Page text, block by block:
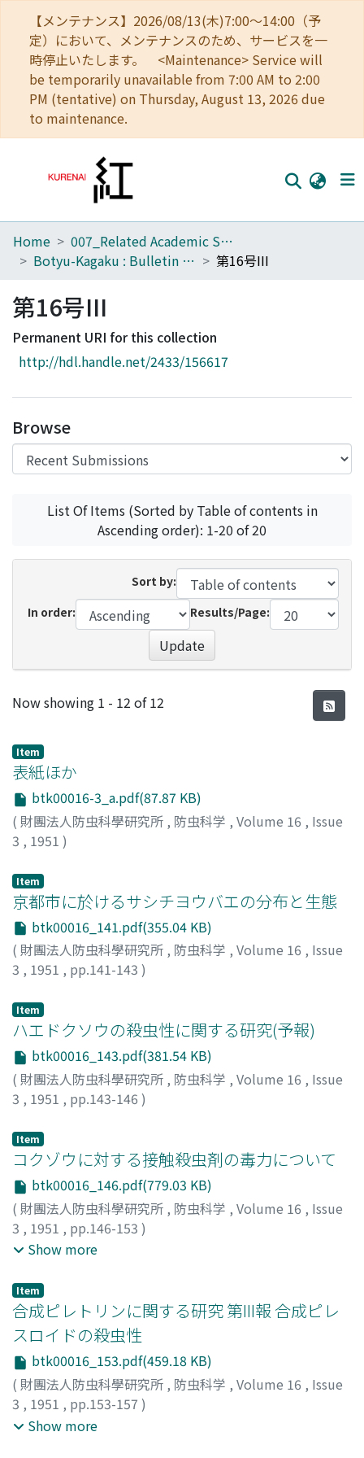
【メンテナンス】2026/08/13(木)7:00～14:00（予
定）において、メンテナンスのため、サービスを一
時停止いたします。 <Maintenance> Service will
be temporarily unavailable from 7:00 AM to 2:00
PM (tentative) on Thursday, August 13, 2026 due
to maintenance.
Home
Browse
Download Ranking
Access Statistics
Home
007_Related Academic Societies
Botyu-Kagaku : Bulletin of the Institute of Insect Control : Scientific insect control : Scientific pest control
第16号III
第16号III
Permanent URI for this collection
http://hdl.handle.net/2433/156617
Browse
List Of Items (Sorted by Table of contents in
Ascending order): 1-20 of 20
Sort by:
In order:
Results/Page:
Update
Recent Submissions
Now showing 1 - 12 of 12
Item
表紙ほか
btk00016-3_a.pdf(87.87 KB)
( 財團法人防虫科學研究所 , 防虫科学 , Volume 16 , Issue
3 , 1951 )
Item
京都市に於けるサシチヨウバエの分布と生態
btk00016_141.pdf(355.04 KB)
( 財團法人防虫科學研究所 , 防虫科学 , Volume 16 , Issue
3 , 1951 , pp.141-143 )
Item
ハエドクソウの殺虫性に関する研究(予報)
btk00016_143.pdf(381.54 KB)
( 財團法人防虫科學研究所 , 防虫科学 , Volume 16 , Issue
3 , 1951 , pp.143-146 )
Item
コクゾウに対する接触殺虫剤の毒力について
btk00016_146.pdf(779.03 KB)
( 財團法人防虫科學研究所 , 防虫科学 , Volume 16 , Issue
3 , 1951 , pp.146-153 )
酒井, 淸六;佐藤, 稔
ル;コジマ, ケンイチ
Show more
Item
合成ピレトリンに関する研究 第III報 合成ピレ
スロイドの殺虫性
btk00016_153.pdf(459.18 KB)
( 財團法人防虫科學研究所 , 防虫科学 , Volume 16 , Issue
3 , 1951 , pp.153-157 )
井上, 雄三;勝田, 純郞
Show more